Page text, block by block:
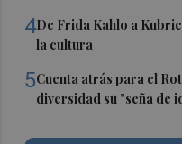
4De Frida Kahlo a
la cultura
5Cuenta atrás para el
diversidad su "seña de